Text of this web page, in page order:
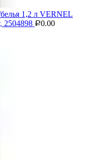
1,2 л VERNEL
2504898 Р0.00